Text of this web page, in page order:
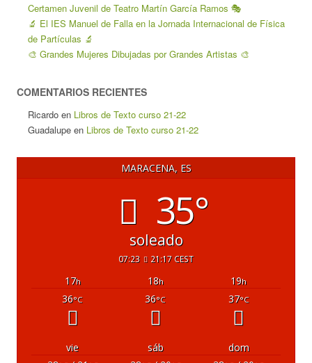
Certamen Juvenil de Teatro Martín García Ramos 🎭
🔬 El IES Manuel de Falla en la Jornada Internacional de Física
de Partículas 🔬
🎨 Grandes Mujeres Dibujadas por Grandes Artistas 🎨
COMENTARIOS RECIENTES
Ricardo en Libros de Texto curso 21-22
Guadalupe en Libros de Texto curso 21-22
MARACENA, ES
35°
soleado
07:23 21:17 CEST
17h 18h 19h
36°C 36°C 37°C
vie sáb
dom